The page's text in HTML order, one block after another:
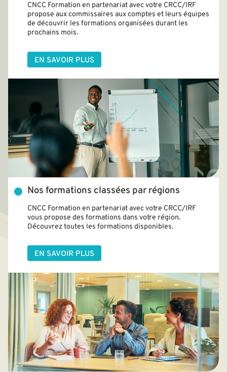
CNCC Formation en partenariat avec votre CRCC/IRF
propose aux commissaires aux comptes et leurs équipes
de découvrir les formations organisées durant les
prochains mois.
EN SAVOIR PLUS
Nos formations classées par régions
CNCC Formation en partenariat avec votre CRCC/IRF
vous propose des formations dans votre région.
Découvrez toutes les formations disponibles.
EN SAVOIR PLUS